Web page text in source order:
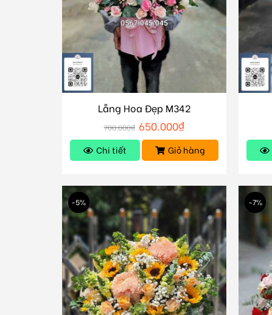
Lẵng Hoa Đẹp M342
700.000₫ 650.000₫
Chi tiết Giỏ hàng
-5% -7%